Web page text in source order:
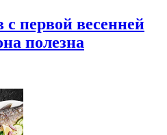
с первой весенней
полезна